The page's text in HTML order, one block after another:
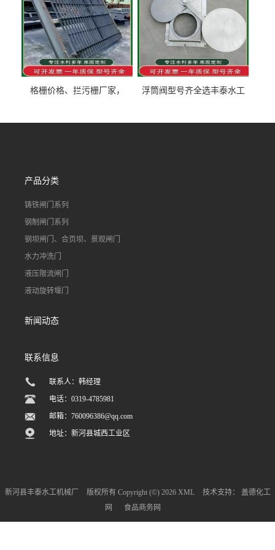
格栅价格、拦污栅厂家，
浮筒阀型号齐全选丰泰水工
道水库电站污水处理钢制闸
产品分类
铸铁闸门系列
钢制闸门系列
钢坝闸门、合页坝、景观闸门
水力冲洗门
液压限流闸门
液动旋转堰门
新闻动态
联系信息
联系人：韩经理
电话：0319-4785981
邮箱：760096386@qq.com
地址：新河县城西工业区
新河县丰泰水工机械厂 版权所有 Copyright (©) 2026 XML 技术支持：
盖德化工
网
食品商务网